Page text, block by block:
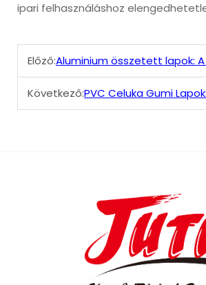
ipari felhasználáshoz
Előző:Aluminium összetett lapok: A
Következő:PVC Celuka Gumi Lapok: A Táblázatok